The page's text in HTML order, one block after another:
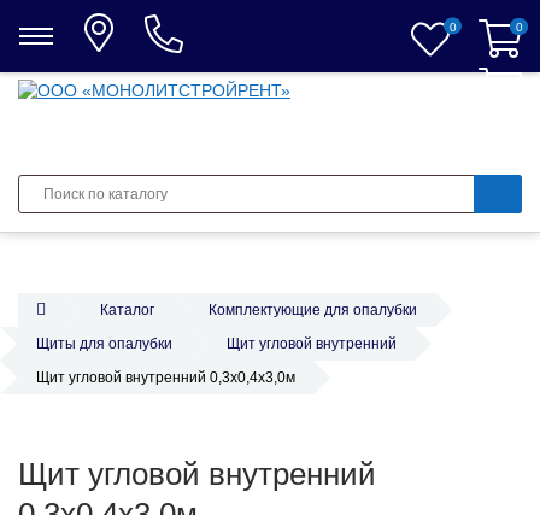
0 0
0
Каталог
Комплектующие для опалубки
Щиты для опалубки
Щит угловой внутренний
Щит угловой внутренний 0,3х0,4х3,0м
Щит угловой внутренний